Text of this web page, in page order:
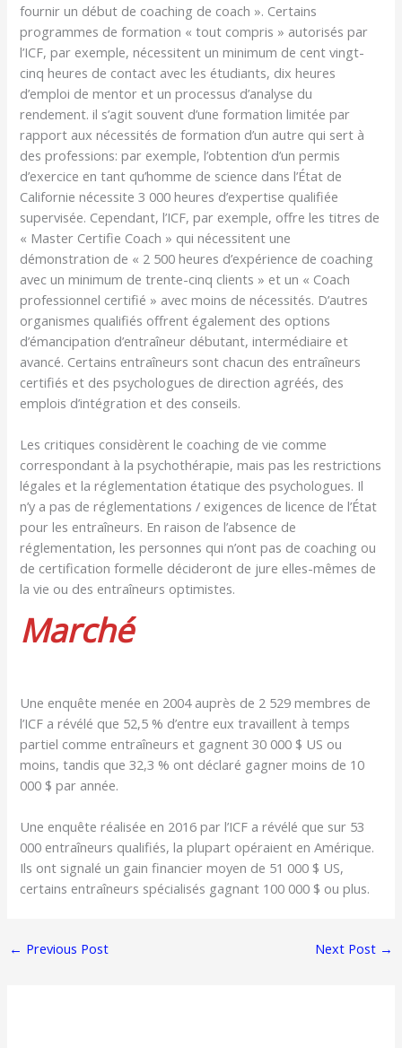
fournir un début de coaching de coach ». Certains
programmes de formation « tout compris » autorisés par
l’ICF, par exemple, nécessitent un minimum de cent vingt-
cinq heures de contact avec les étudiants, dix heures
d’emploi de mentor et un processus d’analyse du
rendement. il s’agit souvent d’une formation limitée par
rapport aux nécessités de formation d’un autre qui sert à
des professions: par exemple, l’obtention d’un permis
d’exercice en tant qu’homme de science dans l’État de
Californie nécessite 3 000 heures d’expertise qualifiée
supervisée. Cependant, l’ICF, par exemple, offre les titres de
« Master Certifie Coach » qui nécessitent une
démonstration de « 2 500 heures d’expérience de coaching
avec un minimum de trente-cinq clients » et un « Coach
professionnel certifié » avec moins de nécessités. D’autres
organismes qualifiés offrent également des options
d’émancipation d’entraîneur débutant, intermédiaire et
avancé. Certains entraîneurs sont chacun des entraîneurs
certifiés et des psychologues de direction agréés, des
emplois d’intégration et des conseils.
Les critiques considèrent le coaching de vie comme
correspondant à la psychothérapie, mais pas les restrictions
légales et la réglementation étatique des psychologues. Il
n’y a pas de réglementations / exigences de licence de l’État
pour les entraîneurs. En raison de l’absence de
réglementation, les personnes qui n’ont pas de coaching ou
de certification formelle décideront de jure elles-mêmes de
la vie ou des entraîneurs optimistes.
Marché
Une enquête menée en 2004 auprès de 2 529 membres de
l’ICF a révélé que 52,5 % d’entre eux travaillent à temps
partiel comme entraîneurs et gagnent 30 000 $ US ou
moins, tandis que 32,3 % ont déclaré gagner moins de 10
000 $ par année.
Une enquête réalisée en 2016 par l’ICF a révélé que sur 53
000 entraîneurs qualifiés, la plupart opéraient en Amérique.
Ils ont signalé un gain financier moyen de 51 000 $ US,
certains entraîneurs spécialisés gagnant 100 000 $ ou plus.
← Previous Post Next Post →